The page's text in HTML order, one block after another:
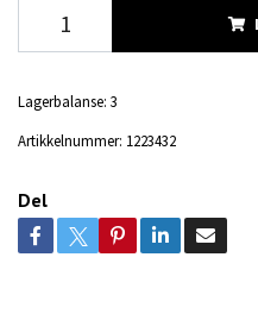
Lagerbalanse: 3
Artikkelnummer: 1223432
Del